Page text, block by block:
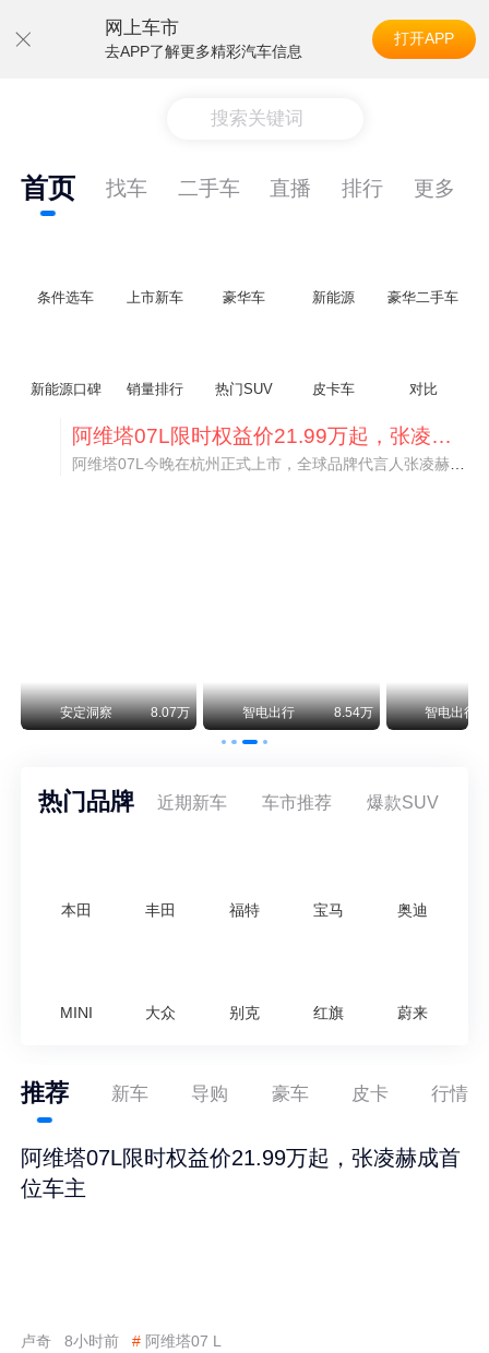
网上车市
去APP了解更多精彩汽车信息
打开APP
搜索关键词
首页 找车 二手车 直播 排行 更多
条件选车 上市新车 豪华车 新能源 豪华二手车
新能源口碑 销量排行 热门SUV 皮卡车 对比
阿维塔07L限时权益价21.99万起，张凌赫成首位车主
阿维塔07L今晚在杭州正式上市，全球品牌代言人张凌赫现场提车，成为这台车的第一位主人。三个版本：Elite纯电版22.99万，Max+后驱纯电版24.99万，Ultra三电机四驱版27.99万。
安定洞察 8.07万 智电出行 8.54万 智电出行
热门品牌 近期新车 车市推荐 爆款SUV
本田 丰田 福特 宝马 奥迪
MINI 大众 别克 红旗 蔚来
推荐 新车 导购 豪车 皮卡 行情
阿维塔07L限时权益价21.99万起，张凌赫成首
位车主
卢奇 8小时前 # 阿维塔07 L